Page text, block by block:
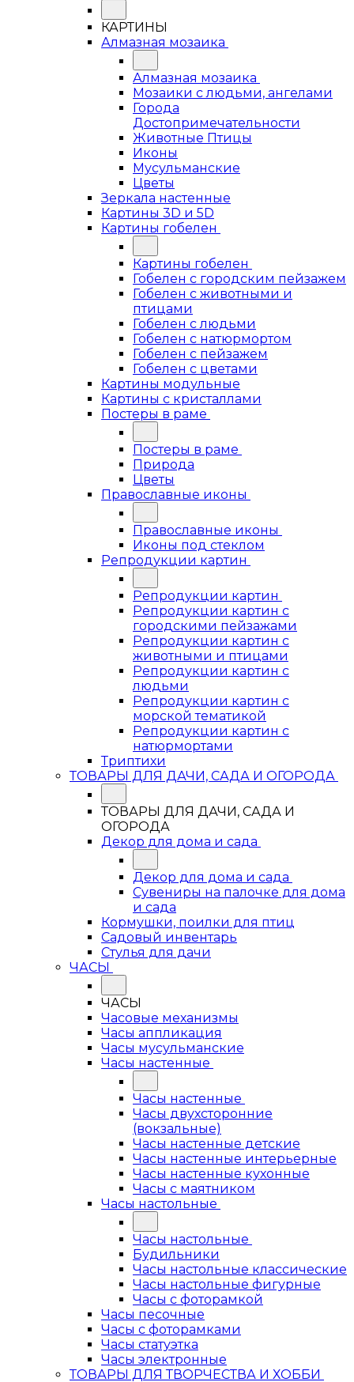
КАРТИНЫ
Алмазная мозаика
Алмазная мозаика
Мозаики с людьми, ангелами
Города
Достопримечательности
Животные Птицы
Иконы
Мусульманские
Цветы
Зеркала настенные
Картины 3D и 5D
Картины гобелен
Картины гобелен
Гобелен с городским пейзажем
Гобелен с животными и
птицами
Гобелен с людьми
Гобелен с натюрмортом
Гобелен с пейзажем
Гобелен с цветами
Картины модульные
Картины с кристаллами
Постеры в раме
Постеры в раме
Природа
Цветы
Православные иконы
Православные иконы
Иконы под стеклом
Репродукции картин
Репродукции картин
Репродукции картин с
городскими пейзажами
Репродукции картин с
животными и птицами
Репродукции картин с
людьми
Репродукции картин с
морской тематикой
Репродукции картин с
натюрмортами
Триптихи
ТОВАРЫ ДЛЯ ДАЧИ, САДА И ОГОРОДА
ТОВАРЫ ДЛЯ ДАЧИ, САДА И
ОГОРОДА
Декор для дома и сада
Декор для дома и сада
Сувениры на палочке для дома
и сада
Кормушки, поилки для птиц
Садовый инвентарь
Стулья для дачи
ЧАСЫ
ЧАСЫ
Часовые механизмы
Часы аппликация
Часы мусульманские
Часы настенные
Часы настенные
Часы двухсторонние
(вокзальные)
Часы настенные детские
Часы настенные интерьерные
Часы настенные кухонные
Часы с маятником
Часы настольные
Часы настольные
Будильники
Часы настольные классические
Часы настольные фигурные
Часы с фоторамкой
Часы песочные
Часы с фоторамками
Часы статуэтка
Часы электронные
ТОВАРЫ ДЛЯ ТВОРЧЕСТВА И ХОББИ